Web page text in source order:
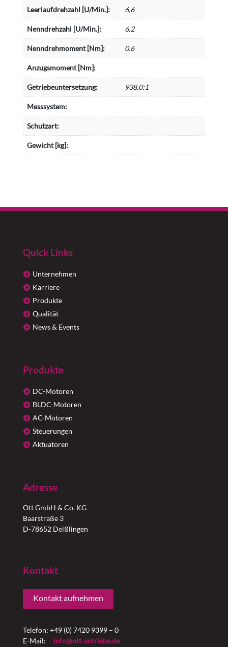
Leerlaufdrehzahl [U/Min.]: 6,6
Nenndrehzahl [U/Min.]: 6,2
Nenndrehmoment [Nm]: 0.6
Anzugsmoment [Nm]:
Getriebeuntersetzung: 938,0:1
Messsystem:
Schutzart:
Gewicht [kg]:
Quick Links
Unternehmen
Karriere
Produkte
Qualität
News & Events
Produkte
DC-Motoren
BLDC-Motoren
AC-Motoren
Steuerungen
Aktuatoren
Adresse
Ott GmbH & Co. KG
Baarstraße 3
D-78652 Deißlingen
Kontakt
Kontakt aufnehmen
Telefon: +49 (0) 7420 9399 – 0
E-Mail: info@ott-antriebe.de